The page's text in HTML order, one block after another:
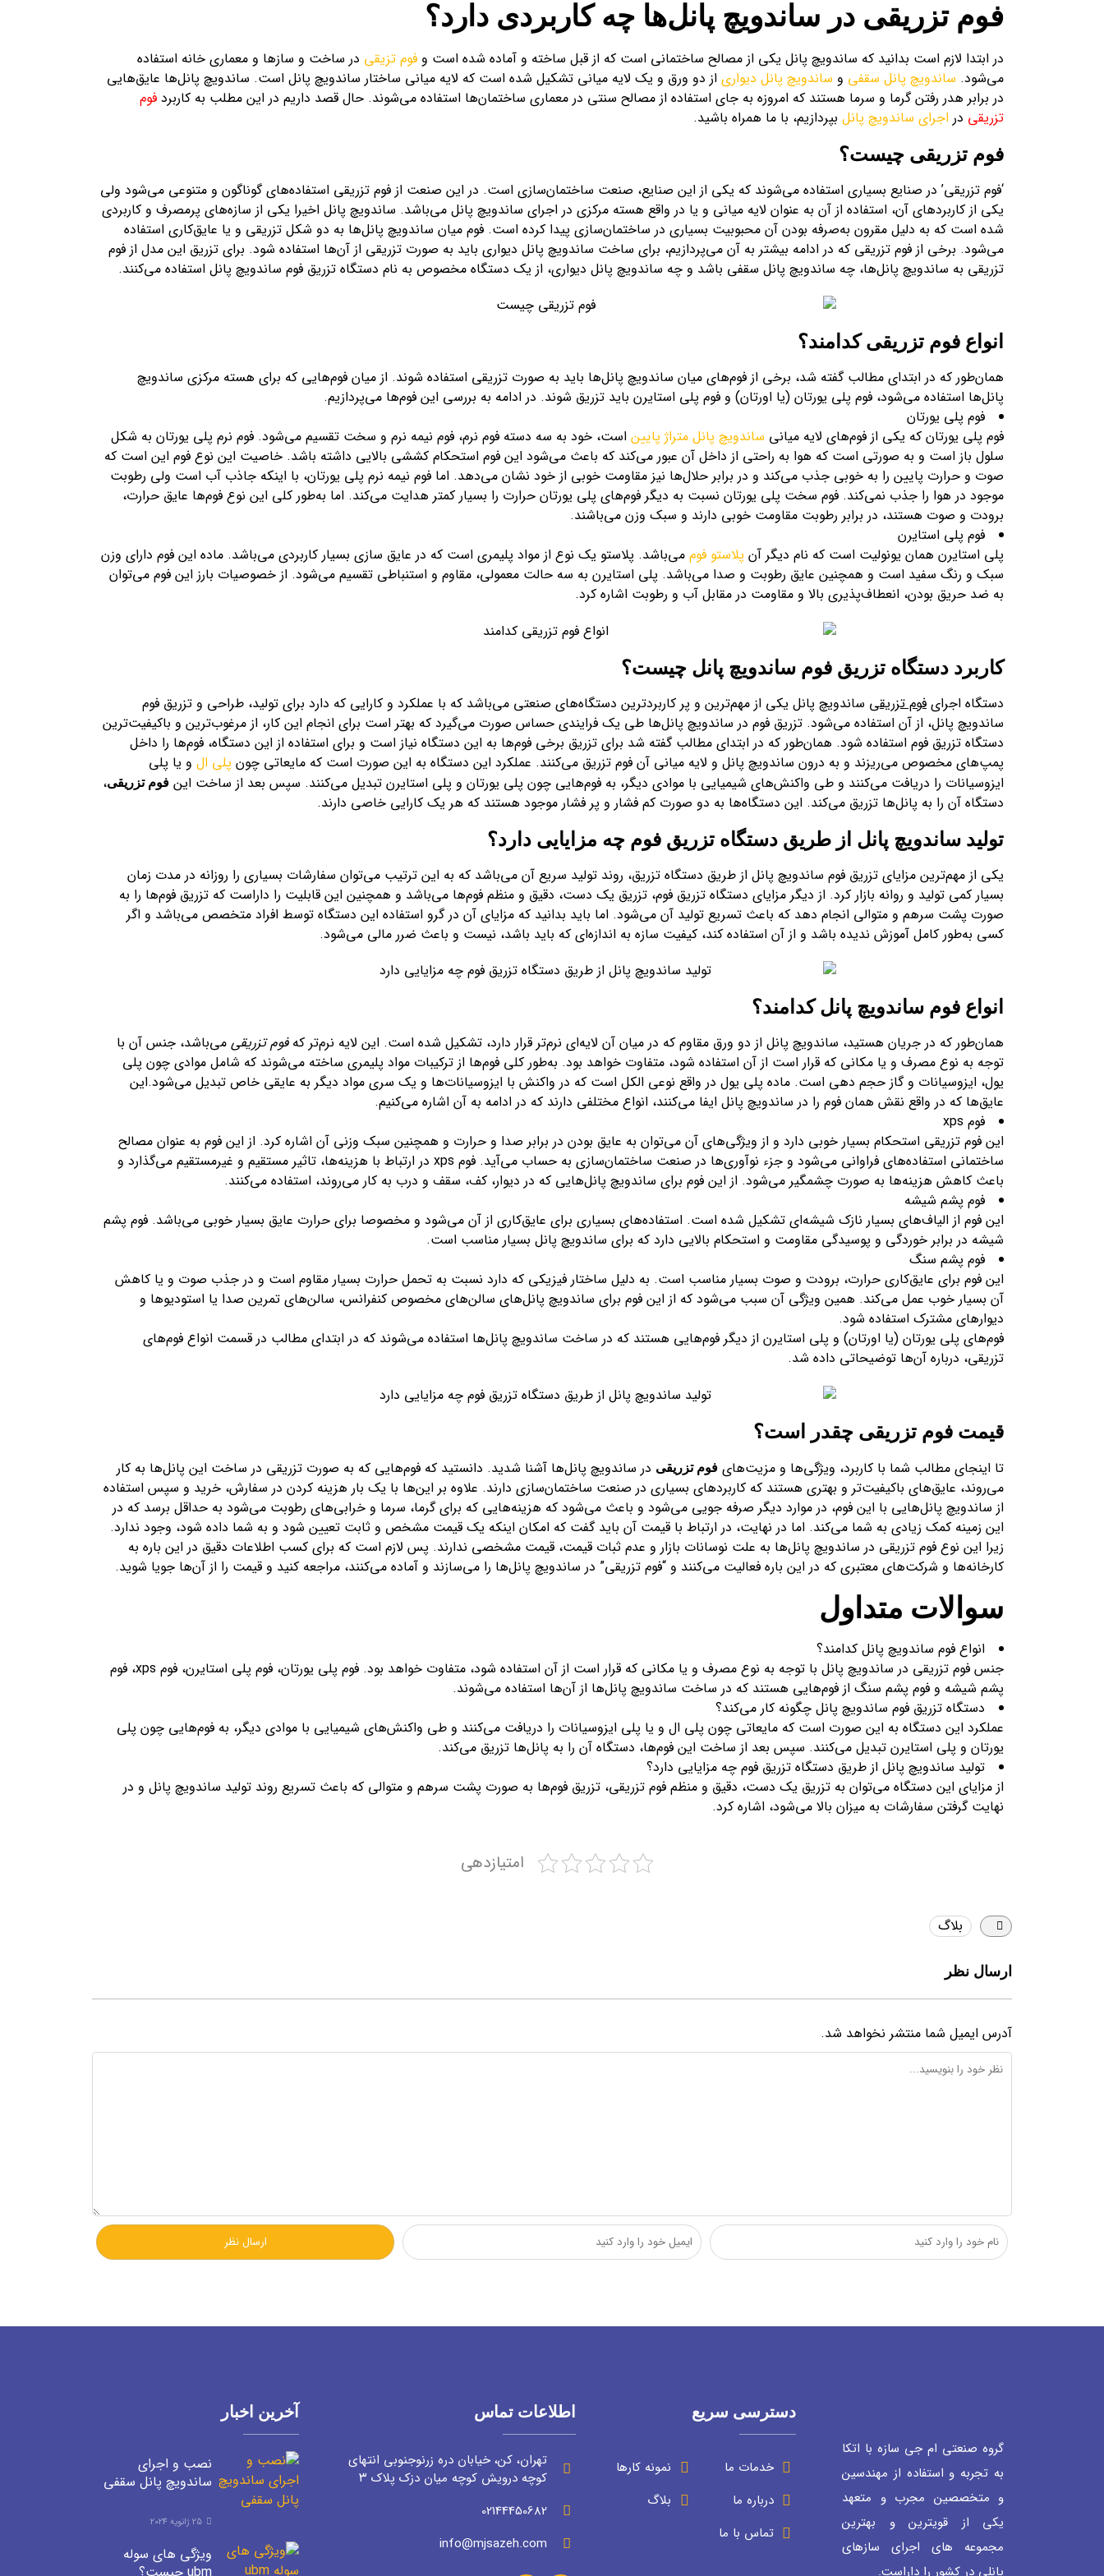
فوم تزریقی در ساندویچ پانل‌ها چه کاربردی دارد؟
در ابتدا لازم است بدانید که ساندویچ پانل یکی از مصالح ساختمانی است که از قبل ساخته و آماده شده است و فوم تزیقی در ساخت و سازها و معماری خانه استفاده
می‌شود. ساندویچ پانل سقفی و ساندویچ پانل دیواری از دو ورق و یک لایه میانی تشکیل شده است که لایه میانی ساختار ساندویچ پانل است. ساندویچ پانل‌ها عایق‌هایی
در برابر هدر رفتن گرما و سرما هستند که امروزه به جای استفاده از مصالح سنتی در معماری ساختمان‌ها استفاده می‌شوند. حال قصد داریم در این مطلب به کاربرد فوم
تزریقی در اجرای ساندویچ پانل بپردازیم، با ما همراه باشید.
فوم تزریقی چیست؟
‘فوم‌ تزریقی’ در صنایع بسیاری استفاده می‌شوند که یکی از این صنایع، صنعت ساختمان‌سازی است. در این صنعت از فوم تزریقی استفاده‌های گوناگون و متنوعی می‌شود ولی
یکی از کاربردهای آن، استفاده از آن به عنوان لایه میانی و یا در واقع هسته مرکزی در اجرای ساندویچ پانل‌ می‌باشد. ساندویچ پانل اخیرا یکی از سازه‌های پرمصرف و کاربردی
شده است که به دلیل مقرون به‌صرفه بودن آن محبوبیت بسیاری در ساختمان‌سازی پیدا کرده است. فوم میان ساندویچ پانل‌ها به دو شکل تزریقی و یا عایق‌کاری استفاده
می‌شود. برخی از فوم‌ تزریقی که در ادامه بیشتر به آن می‌پردازیم، برای ساخت ساندویچ پانل دیواری باید به صورت تزریقی از آن‌ها استفاده شود. برای تزریق این مدل از فوم‌
تزریقی به ساندویچ پانل‌ها، چه ساندویچ پانل سقفی باشد و چه ساندویچ پانل دیواری، از یک دستگاه مخصوص به نام دستگاه تزریق فوم ساندویچ پانل استفاده می‌کنند.
انواع فوم تزریقی کدامند؟
همان‌طور که در ابتدای مطالب گفته شد، برخی از فوم‌های میان ساندویچ پانل‌ها باید به صورت تزریقی استفاده شوند. از میان فوم‌هایی که برای هسته مرکزی ساندویچ
پانل‌ها استفاده می‌شود، فوم پلی یورتان (یا اورتان) و فوم پلی استایرن باید تزریق شوند. در ادامه به بررسی این فوم‌ها می‌پردازیم.
فوم پلی یورتان
فوم پلی یورتان که یکی از فوم‌های لایه میانی ساندویچ پانل متراژ پایین است، خود به سه دسته فوم نرم، فوم نیمه نرم و سخت تقسیم می‌شود. فوم نرم پلی یورتان به شکل
سلول باز است و به صورتی است که هوا به راحتی از داخل آن عبور می‌کند که باعث می‌شود این فوم استحکام کششی بالایی داشته باشد. خاصیت این نوع فوم این است که
صوت و حرارت پایین را به خوبی جذب می‌کند و در برابر حلال‌ها نیز مقاومت خوبی از خود نشان می‌دهد. اما فوم نیمه نرم پلی یورتان، با اینکه جاذب آب است ولی رطوبت
موجود در هوا را جذب نمی‌کند. فوم سخت پلی یورتان نسبت به دیگر فوم‌های پلی یورتان حرارت را بسیار کمتر هدایت می‌کند. اما به‌طور کلی این نوع فوم‌ها عایق حرارت،
برودت و صوت هستند، در برابر رطوبت مقاومت خوبی دارند و سبک وزن می‌باشند.
فوم پلی استایرن
پلی استایرن همان یونولیت است که نام دیگر آن پلاستو فوم می‌باشد. پلاستو یک نوع از مواد پلیمری است که در عایق سازی بسیار کاربردی می‌باشد. ماده این فوم دارای وزن
سبک و رنگ سفید است و همچنین عایق رطوبت و صدا می‌باشد. پلی استایرن به سه حالت معمولی، مقاوم و استنباطی تقسیم می‌شود. از خصوصیات بارز این فوم می‌توان
به ضد حریق بودن، انعطاف‌پذیری بالا و مقاومت در مقابل آب و رطوبت اشاره کرد.
کاربرد دستگاه تزریق فوم ساندویچ پانل چیست؟
دستگاه اجرای فوم تزریقی ساندویچ پانل یکی از مهم‌ترین و پر کاربردترین دستگاه‌های صنعتی می‌باشد که با عملکرد و کارایی که دارد برای تولید، طراحی و تزریق فوم
ساندویچ پانل، از آن استفاده می‌شود. تزریق فوم در ساندویچ پانل‌ها طی یک فرایندی حساس صورت می‌گیرد که بهتر است برای انجام این کار، از مرغوب‌ترین و باکیفیت‌ترین
دستگاه تزریق فوم استفاده شود. همان‌طور که در ابتدای مطالب گفته شد برای تزریق برخی فوم‌ها به این دستگاه نیاز است و برای استفاده از این دستگاه، فوم‌ها را داخل
پمپ‌های مخصوص می‌ریزند و به درون ساندویچ پانل و لایه میانی آن فوم تزریق می‌کنند. عملکرد این دستگاه به این صورت است که مایعاتی چون پلی ال و یا پلی
ایزوسیانات را دریافت می‌کنند و طی واکنش‌های شیمیایی با موادی دیگر، به فوم‌هایی چون پلی یورتان و پلی استایرن تبدیل می‌کنند. سپس بعد از ساخت این فوم‌ تزریقی،
دستگاه آن را به پانل‌ها تزریق می‌کند. این دستگاه‌ها به دو صورت کم فشار و پر فشار موجود هستند که هر یک کارایی خاصی دارند.
تولید ساندویچ پانل از طریق دستگاه تزریق فوم چه مزایایی دارد؟
یکی از مهم‌ترین مزایای تزریق فوم ساندویچ پانل از طریق دستگاه تزریق، روند تولید سریع آن می‌باشد که به این ترتیب می‌توان سفارشات بسیاری را روزانه در مدت زمان
بسیار کمی تولید و روانه بازار کرد. از دیگر مزایای دستگاه تزریق فوم، تزریق یک دست، دقیق و منظم فوم‌ها می‌باشد و همچنین این قابلیت را داراست که تزریق فوم‌ها را به
صورت پشت سرهم و متوالی انجام دهد که باعث تسریع تولید آن می‌شود. اما باید بدانید که مزایای آن در گرو استفاده این دستگاه توسط افراد متخصص می‌باشد و اگر
کسی به‌طور کامل آموزش ندیده باشد و از آن استفاده کند، کیفیت سازه به اندازه‌ای که باید باشد، نیست و باعث ضرر مالی می‌شود.
انواع فوم ساندویچ پانل کدامند؟
همان‌طور که در جریان هستید، ساندویچ پانل از دو ورق مقاوم که در میان آن لایه‌ای نرم‌تر قرار دارد، تشکیل شده است. این لایه نرم‌تر کهفوم تزریقی می‌باشد، جنس آن با
توجه به نوع مصرف و یا مکانی که قرار است از آن استفاده شود، متفاوت خواهد بود. به‌طور کلی فوم‌ها از ترکیبات مواد پلیمری ساخته می‌شوند که شامل موادی چون پلی
یول، ایزوسیانات و گاز حجم دهی است. ماده پلی یول در واقع نوعی الکل است که در واکنش با ایزوسیانات‌ها و یک سری مواد دیگر به عایقی خاص تبدیل می‌شود.این
عایق‌ها که در واقع نقش همان فوم را در ساندویچ پانل ایفا می‌کنند، انواع مختلفی دارند که در ادامه به آن اشاره می‌کنیم.
فوم xps
این فوم تزریقی استحکام بسیار خوبی دارد و از ویژگی‌های آن می‌توان به عایق بودن در برابر صدا و حرارت و همچنین سبک وزنی آن اشاره کرد. از این فوم به عنوان مصالح
ساختمانی استفاده‌های فراوانی می‌شود و جزء نوآوری‌ها در صنعت ساختمان‌سازی به حساب می‌آید. فوم xps در ارتباط با هزینه‌ها، تاثیر مستقیم و غیرمستقیم می‌گذارد و
باعث کاهش هزینه‌ها به صورت چشمگیر می‌شود. از این فوم برای ساندویچ پانل‌هایی که در دیوار، کف، سقف و درب به کار می‌روند، استفاده می‌کنند.
فوم پشم شیشه
این فوم از الیاف‌های بسیار نازک شیشه‌ای تشکیل شده است. استفاده‌های بسیاری برای عایق‌کاری از آن می‌شود و مخصوصا برای حرارت عایق بسیار خوبی می‌باشد. فوم پشم
شیشه در برابر خوردگی و پوسیدگی مقاومت و استحکام بالایی دارد که برای ساندویچ پانل بسیار مناسب است.
فوم پشم سنگ
این فوم برای عایق‌کاری حرارت، برودت و صوت بسیار مناسب است. به دلیل ساختار فیزیکی که دارد نسبت به تحمل حرارت بسیار مقاوم است و در جذب صوت و یا کاهش
آن بسیار خوب عمل می‌کند. همین ویژگی آن سبب می‌شود که از این فوم برای ساندویچ پانل‌های سالن‌های مخصوص کنفرانس، سالن‌های تمرین صدا یا استودیوها و
دیوارهای مشترک استفاده شود.
فوم‌های پلی یورتان (یا اورتان) و پلی استایرن از دیگر فوم‌هایی هستند که در ساخت ساندویچ پانل‌ها استفاده می‌شوند که در ابتدای مطالب در قسمت انواع فوم‌های
تزریقی، درباره آن‌ها توضیحاتی داده شد.
قیمت فوم تزریقی چقدر است؟
تا اینجای مطالب شما با کاربرد، ویژگی‌ها و مزیت‌های فوم تزریقی در ساندویچ پانل‌ها آشنا شدید. دانستید که فوم‌هایی که به صورت تزریقی در ساخت این پانل‌ها به کار
می‌روند، عایق‌های باکیفیت‌تر و بهتری هستند که کاربردهای بسیاری در صنعت ساختمان‌سازی دارند. علاوه بر این‌ها با یک بار هزینه کردن در سفارش، خرید و سپس استفاده
از ساندویچ پانل‌هایی با این فوم، در موارد دیگر صرفه جویی می‌شود و باعث می‌شود که هزینه‌هایی که برای گرما، سرما و خرابی‌های رطوبت می‌شود به حداقل برسد که در
این زمینه کمک زیادی به شما می‌کند. اما در نهایت، در ارتباط با قیمت آن باید گفت که امکان اینکه یک قیمت مشخص و ثابت تعیین شود و به شما داده شود، وجود ندارد.
زیرا این نوع فوم‌ تزریقی در ساندویچ پانل‌ها به علت نوسانات بازار و عدم ثبات قیمت، قیمت مشخصی ندارند. پس لازم است که برای کسب اطلاعات دقیق در این باره به
کارخانه‌ها و شرکت‌های معتبری که در این باره فعالیت می‌کنند و “فوم تزریقی” در ساندویچ پانل‌ها را می‌سازند و آماده می‌کنند، مراجعه کنید و قیمت را از آن‌ها جویا شوید.
سوالات متداول
انواع فوم ساندویچ پانل کدامند؟
جنس فوم تزریقی در ساندویچ پانل با توجه به نوع مصرف و یا مکانی که قرار است از آن استفاده شود، متفاوت خواهد بود. فوم‌ پلی یورتان، فوم پلی استایرن، فوم xps، فوم
پشم شیشه و فوم پشم سنگ از فوم‌هایی هستند که در ساخت ساندویچ پانل‌ها از آن‌ها استفاده می‌شوند.
دستگاه تزریق فوم ساندویچ پانل چگونه کار می‌کند؟
عملکرد این دستگاه به این صورت است که مایعاتی چون پلی ال و یا پلی ایزوسیانات را دریافت می‌کنند و طی واکنش‌های شیمیایی با موادی دیگر، به فوم‌هایی چون پلی
یورتان و پلی استایرن تبدیل می‌کنند. سپس بعد از ساخت این فوم‌ها، دستگاه آن را به پانل‌ها تزریق می‌کند.
تولید ساندویچ پانل از طریق دستگاه تزریق فوم چه مزایایی دارد؟
از مزایای این دستگاه می‌توان به تزریق یک دست، دقیق و منظم فوم‌ تزریقی، تزریق فوم‌ها به صورت پشت سرهم و متوالی که باعث تسریع روند تولید ساندویچ پانل و در
نهایت گرفتن سفارشات به میزان بالا می‌شود، اشاره کرد.
امتیازدهی
بلاگ
ارسال نظر
آدرس ایمیل شما منتشر نخواهد شد.
گروه صنعتی ام جی سازه با اتکا
به تجربه و استفاده از مهندسین
و متخصصین مجرب و متعهد
یکی از قویترین و بهترین
مجموعه های اجرای سازهای
پانلی در کشور را داراست.
دسترسی سریع
خدمات ما
نمونه کارها
درباره ما
بلاگ
تماس با ما
اطلاعات تماس
تهران، کن، خیابان دره زرنوجنوبی انتهای
کوچه درویش کوچه میان دزک پلاک ۳
02144450682
info@mjsazeh.com
آخرین اخبار
نصب و اجرای
ساندویچ پانل سقفی
25 ژانویه 2024
ویژگی های سوله